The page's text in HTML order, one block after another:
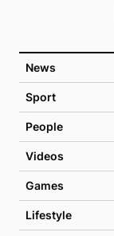
News
Sport
People
Videos
Games
Lifestyle